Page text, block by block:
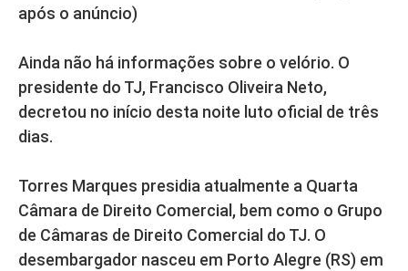
após o anúncio)
Ainda não há informações sobre o velório. O
presidente do TJ, Francisco Oliveira Neto,
decretou no início desta noite luto oficial de três
dias.
Torres Marques presidia atualmente a Quarta
Câmara de Direito Comercial, bem como o Grupo
de Câmaras de Direito Comercial do TJ. O
desembargador nasceu em Porto Alegre (RS) em